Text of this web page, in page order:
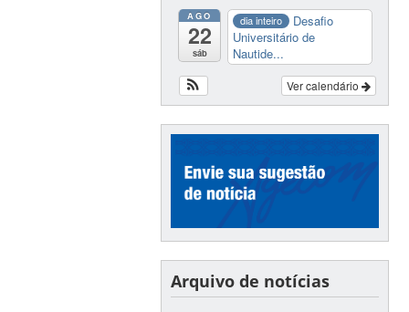
AGO
22
sáb
dia inteiro
Desafio
Universitário de
Nautide...
Ver calendário
Arquivo de notícias